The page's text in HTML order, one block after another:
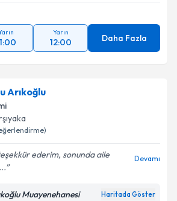
Yarın
12:00 Daha Fazla
Arıkoğlu
ederim, sonunda aile
Devamı
Muayenehanesi Haritada Göster